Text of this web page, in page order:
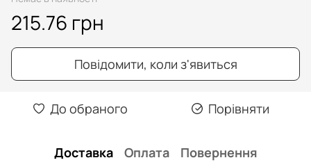
215.76 грн
Повідомити, коли з'явиться
До обраного Порівняти
Доставка Оплата Повернення